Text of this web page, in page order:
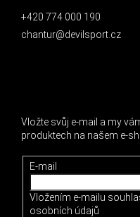
+420 774 000 190
chantur@devilsport.cz
Vložte svůj e-mail a my
produktech na našem e-
E-mail
Vložením e-mailu
osobních údajů